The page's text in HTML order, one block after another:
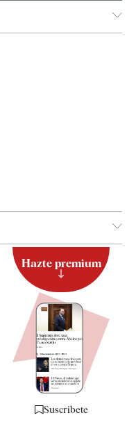
Hazte premium
Suscríbete